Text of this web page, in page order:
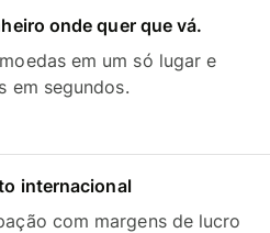
onde quer que vá.
em um só lugar e
em segundos.
internacional
com margens de lucro